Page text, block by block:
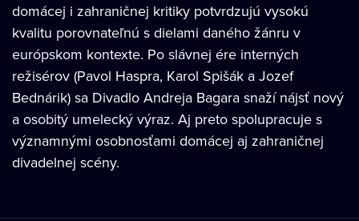
domácej i zahraničnej kritiky potvrdzujú vysokú
kvalitu porovnateľnú s dielami daného žánru v
európskom kontexte. Po slávnej ére interných
režisérov (Pavol Haspra, Karol Spišák a Jozef
Bednárik) sa Divadlo Andreja Bagara snaží nájsť nový
a osobitý umelecký výraz. Aj preto spolupracuje s
významnými osobnosťami domácej aj zahraničnej
divadelnej scény.